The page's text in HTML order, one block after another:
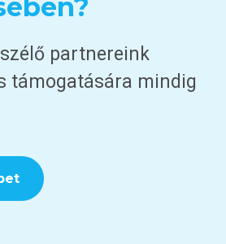
partnereink
támogatására mindig